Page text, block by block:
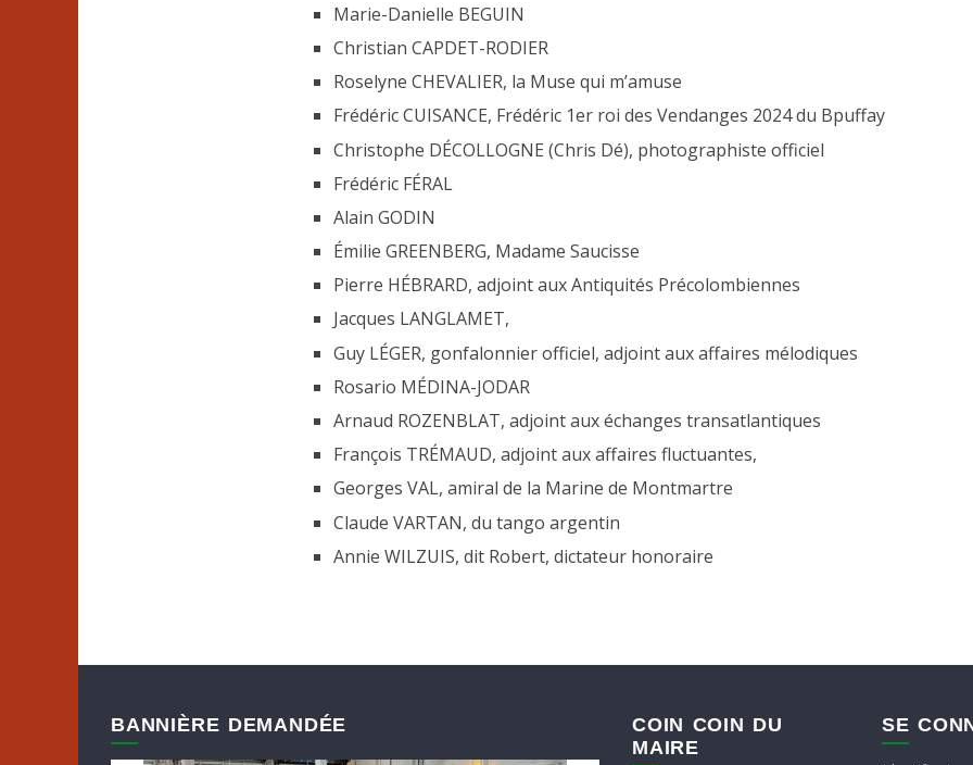
Marie-Danielle BEGUIN
Christian CAPDET-RODIER
Roselyne CHEVALIER, la Muse qui m’amuse
Frédéric CUISANCE, Frédéric 1er roi des Vendanges 2024 du Bpuffay
Christophe DÉCOLLOGNE (Chris Dé), photographiste officiel
Frédéric FÉRAL
Alain GODIN
Émilie GREENBERG, Madame Saucisse
Pierre HÉBRARD, adjoint aux Antiquités Précolombiennes
Jacques LANGLAMET,
Guy LÉGER, gonfalonnier officiel, adjoint aux affaires mélodiques
Rosario MÉDINA-JODAR
Arnaud ROZENBLAT, adjoint aux échanges transatlantiques
François TRÉMAUD, adjoint aux affaires fluctuantes,
Georges VAL, amiral de la Marine de Montmartre
Claude VARTAN, du tango argentin
Annie WILZUIS, dit Robert, dictateur honoraire
BANNIÈRE DEMANDÉE
COIN COIN DU
MAIRE
SE